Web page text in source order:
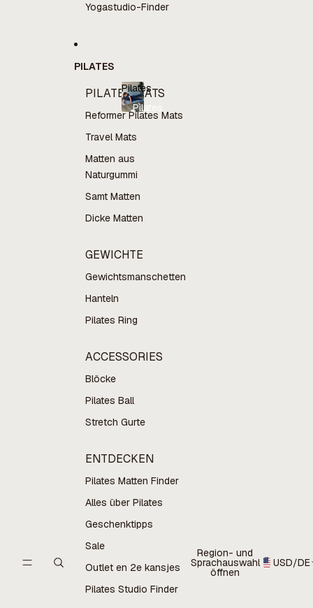
Yogastudio-Finder
PILATES
PILATES MATS
Reformer Pilates Mats
Travel Mats
Matten aus
Naturgummi
Samt Matten
Dicke Matten
GEWICHTE
Gewichtsmanschetten
Hanteln
Pilates Ring
ACCESSORIES
Blöcke
Pilates Ball
Stretch Gurte
ENTDECKEN
Pilates Matten Finder
Alles über Pilates
Geschenktipps
Sale
Outlet en 2e kansjes
Pilates Studio Finder
Pilates
Pilates
Region- und
Sprachauswahl
öffnen
USD/DE